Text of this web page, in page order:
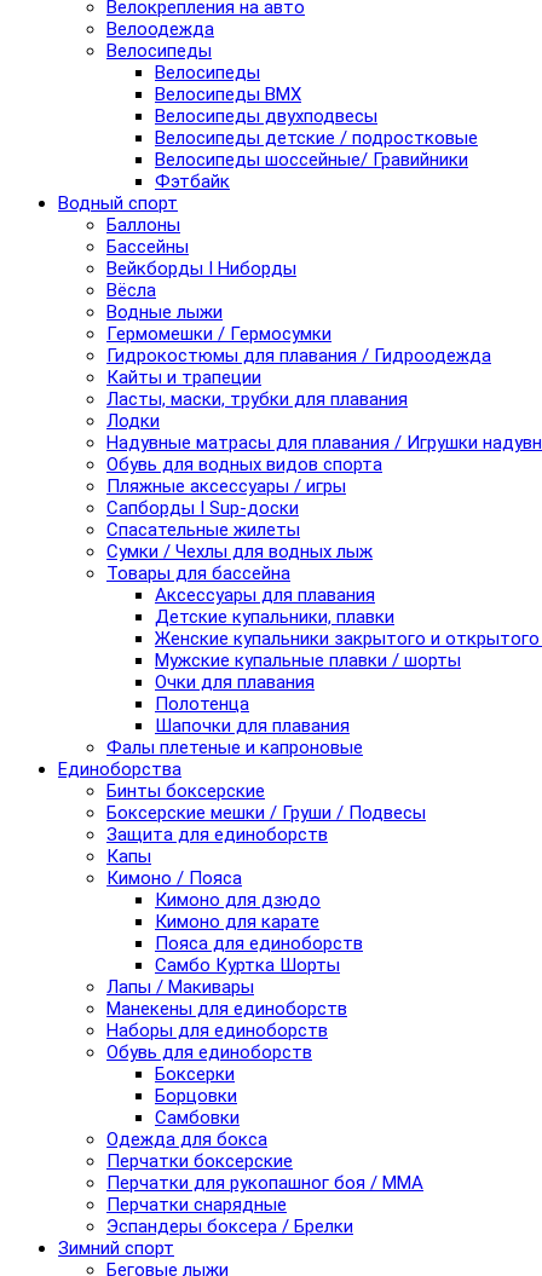
Велокрепления на авто
Велоодежда
Велосипеды
Велосипеды
Велосипеды BMX
Велосипеды двухподвесы
Велосипеды детские / подростковые
Велосипеды шоссейные/ Гравийники
Фэтбайк
Водный спорт
Баллоны
Бассейны
Вейкборды I Ниборды
Вёсла
Водные лыжи
Гермомешки / Гермосумки
Гидрокостюмы для плавания / Гидроодежда
Кайты и трапеции
Ласты, маски, трубки для плавания
Лодки
Надувные матрасы для плавания / Игрушки
Обувь для водных видов спорта
Пляжные аксессуары / игры
Сапборды I Sup-доски
Спасательные жилеты
Сумки / Чехлы для водных лыж
Товары для бассейна
Аксессуары для плавания
Детские купальники, плавки
Женские купальники закрытого и
Мужские купальные плавки / шорты
Очки для плавания
Полотенца
Шапочки для плавания
Фалы плетеные и капроновые
Единоборства
Бинты боксерские
Боксерские мешки / Груши / Подвесы
Защита для единоборств
Капы
Кимоно / Пояса
Кимоно для дзюдо
Кимоно для карате
Пояса для единоборств
Самбо Куртка Шорты
Лапы / Макивары
Манекены для единоборств
Наборы для единоборств
Обувь для единоборств
Боксерки
Борцовки
Самбовки
Одежда для бокса
Перчатки боксерские
Перчатки для рукопашног боя / ММА
Перчатки снарядные
Эспандеры боксера / Брелки
Зимний спорт
Беговые лыжи